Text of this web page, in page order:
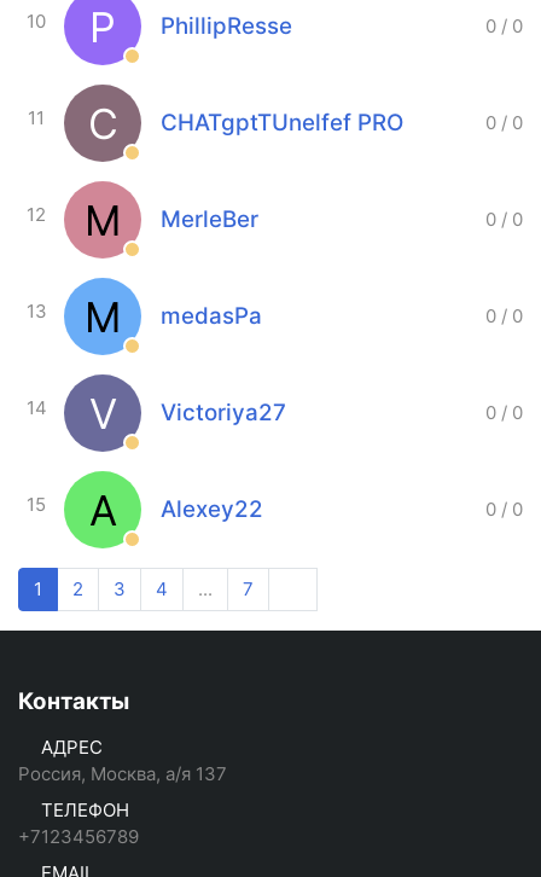
10 P PhillipResse 0 / 0
11 C CHATgptTUnelfef PRO 0 / 0
12 M MerleBer 0 / 0
13 M medasPa 0 / 0
14 V Victoriya27 0 / 0
15 A Alexey22 0 / 0
1 2 3 4 ... 7
Контакты
АДРЕС
Россия, Москва, а/я 137
ТЕЛЕФОН
+7123456789